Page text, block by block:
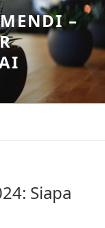
–
Siapa